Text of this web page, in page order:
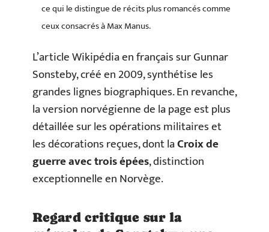
ce qui le distingue de récits plus romancés comme
ceux consacrés à Max Manus.
L’article Wikipédia en français sur Gunnar
Sonsteby, créé en 2009, synthétise les
grandes lignes biographiques. En revanche,
la version norvégienne de la page est plus
détaillée sur les opérations militaires et
les décorations reçues, dont laCroix de
guerre avec trois épées, distinction
exceptionnelle en Norvège.
Regard critique sur la